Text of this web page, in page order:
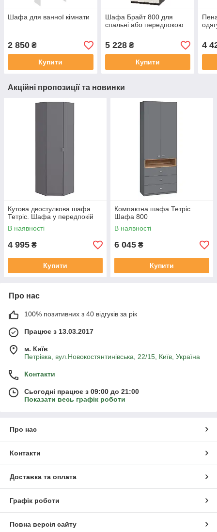
Шафа для ванної кімнати
2 850 ₴
Купити
Шафа Брайт 800 для
спальні або передпокою
5 228₴
Купити
4
Акційні пропозиції та новинки
Кутова двостулкова шафа
Тетріс. Шафа у передпокій
В наявності
4 995 ₴
Купити
Компактна шафа Тетріс.
Шафа 800
В наявності
6 045 ₴
Купити
Про нас
100% позитивних з 40 відгуків за рік
Працює з 13.03.2017
м. Київ
Петрівка, вул.Новокостянтинівська, 22/15, Київ, Україна
Контакти
Сьогодні працює з 09:00 до 21:00
Показати весь графік роботи
Про нас
Контакти
Доставка та оплата
Графік роботи
Повна версія сайту